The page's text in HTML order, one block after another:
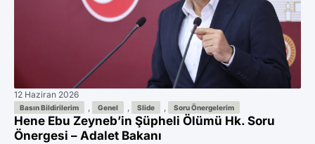
12 Haziran 2026
Basın Bildirilerim , Genel , Slide , Soru Önergelerim
Hene Ebu Zeyneb’in Şüpheli Ölümü Hk. Soru
Önergesi – Adalet Bakanı